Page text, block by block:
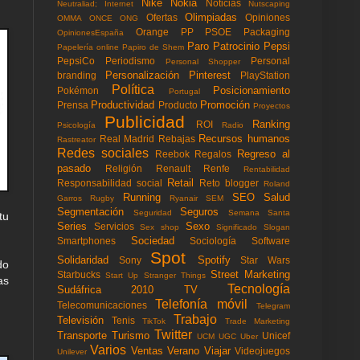
Neutraliad; Internet Nike Nokia Noticias
Nutscaping
OMMA
ONCE ONG Ofertas Olimpiadas Opiniones
OpinionesEspaña Orange PP PSOE Packaging
Papelería online Papiro de Shem Paro Patrocinio Pepsi
PepsiCo Periodismo Personal Shopper
Personal
branding
Personalización Pinterest
PlayStation
Pokémon
Política Portugal Posicionamiento
Prensa Productividad Producto Promoción Proyectos
Psicología Publicidad ROI Radio Ranking
Rastreator Real Madrid Rebajas Recursos humanos
Redes sociales Reebok Regalos
Regreso al
pasado
Religión Renault Renfe Rentabilidad
Responsabilidad social Retail Reto blogger Roland
Garros
Rugby Running Ryanair SEM SEO
Salud
Segmentación
Seguridad Seguros Semana Santa
Series Servicios Sex shop Sexo Significado Slogan
Smartphones Sociedad Sociología Software
Solidaridad Sony Spot Spotify
Star Wars
Starbucks Start Up Stranger Things Street Marketing
Sudáfrica 2010
TV Tecnología
Telecomunicaciones Telefonía móvil Telegram
Televisión Tenis TikTok Trabajo Trade Marketing
Transporte Turismo Twitter UCM UGC Uber Unicef
Unilever Varios Ventas Verano Viajar Videojuegos